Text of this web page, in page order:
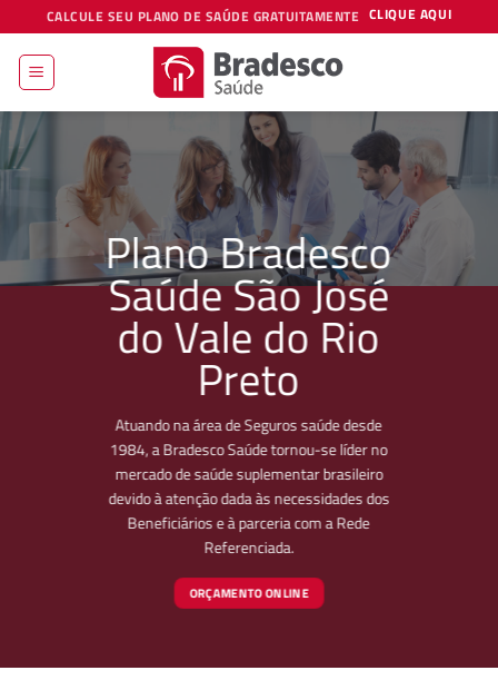
to
content
CALCULE SEU PLANO DE SAÚDE GRATUITAMENTE CLIQUE AQUI
Plano Bradesco
Saúde São José
do Vale do Rio
Preto
Atuando na área de Seguros saúde desde
1984, a Bradesco Saúde tornou-se líder no
mercado de saúde suplementar brasileiro
devido à atenção dada às necessidades dos
Beneficiários e à parceria com a Rede
Referenciada.
ORÇAMENTO ONLINE